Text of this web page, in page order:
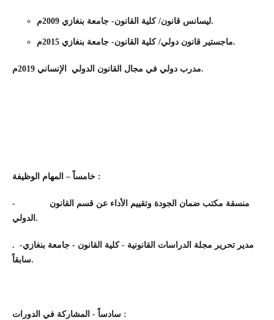
ليسانس قانون/ كلية القانون- جامعة بنغازي 2009م.
ماجستير قانون دولي/ كلية القانون- جامعة بنغازي 2015م.
مدرب دولي في مجال القانون الدولي الإنساني 2019م.
خامساً – المهام الوظيفة :
- منسقة مكتب ضمان الجودة وتقييم الأداء عن قسم القانون
الدولي.
. مدير تحرير مجلة الدراسات القانونية - كلية القانون - جامعة بنغازي-
سابقاً.
سادساً - المشاركة في الدورات :